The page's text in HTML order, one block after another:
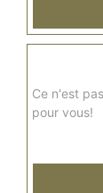
origan,
Ce n'est
pour vous!